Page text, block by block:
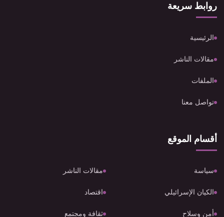
روابط سريعة
الرئيسية
مقالات الناشر
الملفات
تواصل معنا
أقسام الموقع
سياسة مقالات الناشر
الكيان الإسرائيلي اقتصاد
أمن وسلاح ثقافة ومجتمع